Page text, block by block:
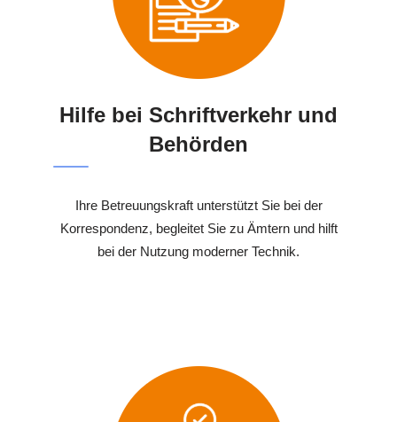
Hilfe bei Schriftverkehr und
Behörden
Ihre Betreuungskraft unterstützt Sie bei der
Korrespondenz, begleitet Sie zu Ämtern und hilft
bei der Nutzung moderner Technik.